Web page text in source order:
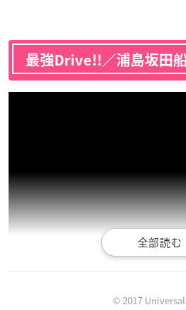
最強Drive!!／浦島坂田
© 2017